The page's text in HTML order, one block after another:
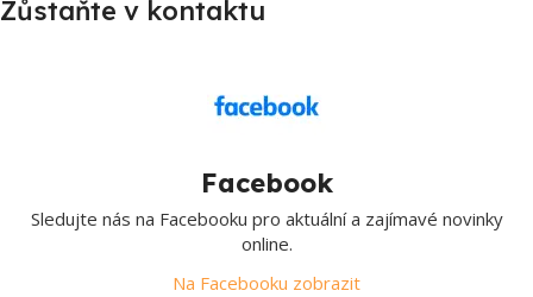
Zůstaňte v kontaktu
Facebook
Sledujte nás na Facebooku pro aktuální a zajímavé novinky
online.
Na Facebooku zobrazit